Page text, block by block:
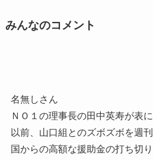
みんなのコメント
名無しさん
ＮＯ１の理事長の田中英寿が表に
以前、山口組とのズボズボを週
国からの高額な援助金の打ち切